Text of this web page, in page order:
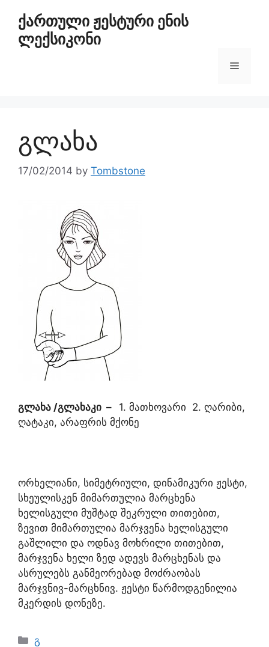
ქართული ჟესტური ენის
ლექსიკონი
გლახა
17/02/2014 by Tombstone
გლახა /გლახაკი –
1. მათხოვარი 2. ღარიბი,
ღატაკი, არაფრის მქონე
ორხელიანი, სიმეტრიული, დინამიკური ჟესტი,
სხეულისკენ მიმართულია მარცხენა
ხელისგული მუშტად შეკრული თითებით,
ზევით მიმართულია მარჯვენა ხელისგული
გაშლილი და ოდნავ მოხრილი თითებით,
მარჯვენა ხელი ზედ ადევს მარცხენას და
ასრულებს განმეორებად მოძრაობას
მარჯვნივ-მარცხნივ. ჟესტი წარმოდგენილია
მკერდის დონეზე.
გ